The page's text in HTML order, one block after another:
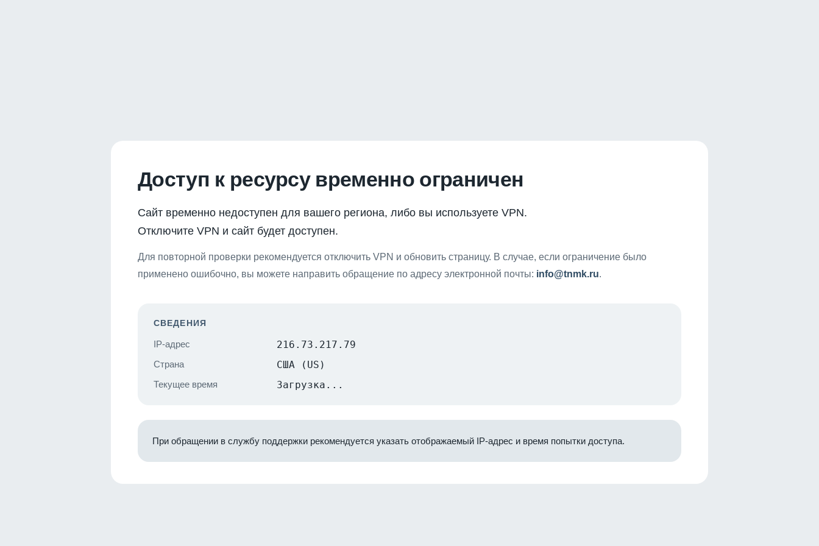
Доступ к ресурсу временно ограничен
Сайт временно недоступен для вашего региона, либо вы используете VPN.
Отключите VPN и сайт будет доступен.
Для повторной проверки рекомендуется отключить VPN и обновить страницу. В случае, если ограничение было
применено ошибочно, вы можете направить обращение по адресу электронной почты: info@tnmk.ru.
СВЕДЕНИЯ
IP-адрес 216.73.217.79
Страна США (US)
Текущее время Загрузка...
При обращении в службу поддержки рекомендуется указать отображаемый IP-адрес и время попытки доступа.